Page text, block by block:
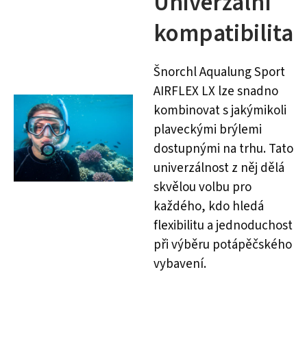
kompatibilita
Šnorchl Aqualung Sport
AIRFLEX LX lze snadno
kombinovat s jakýmikoli
plaveckými brýlemi
dostupnými na trhu. Tato
univerzálnost z něj dělá
skvělou volbu pro
každého, kdo hledá
flexibilitu a jednoduchost
při výběru potápěčského
vybavení.